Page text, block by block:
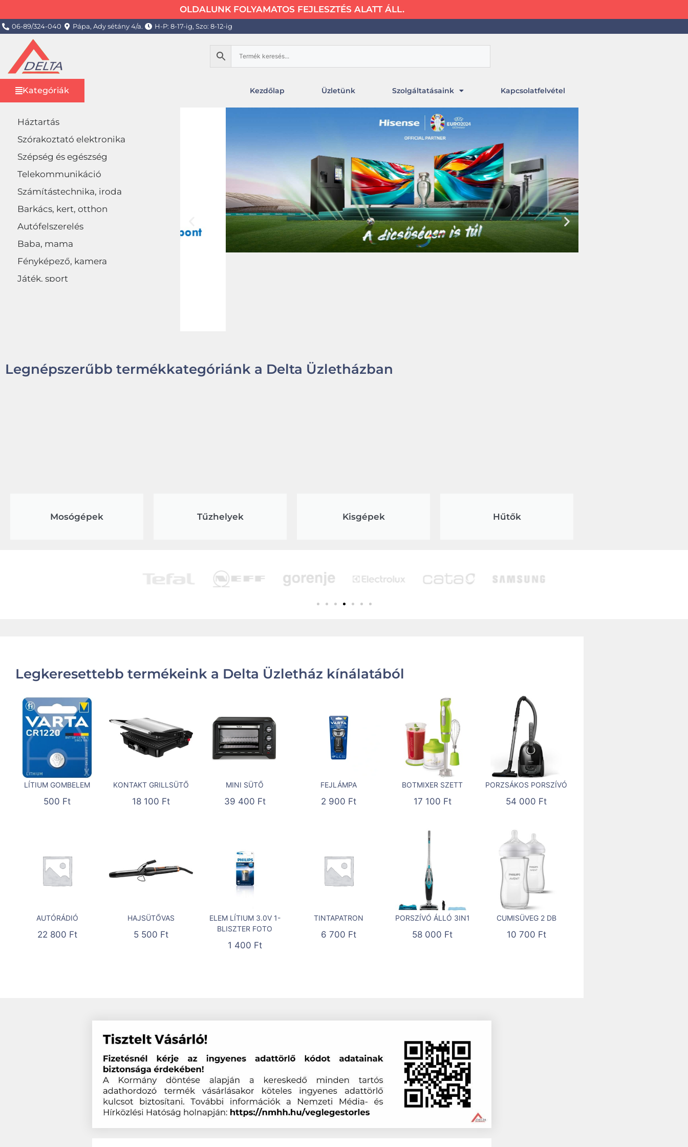
OLDALUNK FOLYAMATOS FEJLESZTÉS ALATT ÁLL.
06-89/324-040 Pápa, Ady sétány 4/a. H-P: 8-17-ig, Szo: 8-12-ig
Kategóriák Kezdőlap Üzletünk Szolgáltatásaink Kapcsolatfelvétel
Háztartás
Szórakoztató elektronika
Szépség és egészség
Telekommunikáció
Számítástechnika, iroda
Barkács, kert, otthon
Autófelszerelés
Baba, mama
Fényképező, kamera
Játék, sport
Legnépszerűbb termékkategóriánk a Delta Üzletházban
Mosógépek Tűzhelyek Kisgépek Hűtők
Legkeresettebb termékeink a Delta Üzletház kínálatából
LÍTIUM GOMBELEM
500 Ft
KONTAKT GRILLSÜTŐ
18 100 Ft
MINI SÜTŐ
39 400 Ft
FEJLÁMPA
2 900 Ft
BOTMIXER SZETT
17 100 Ft
PORZSÁKOS PORSZÍVÓ
54 000 Ft
AUTÓRÁDIÓ
22 800 Ft
HAJSÜTŐVAS
5 500 Ft
ELEM LÍTIUM 3.0V 1-
BLISZTER FOTO
1 400 Ft
TINTAPATRON
6 700 Ft
PORSZÍVÓ ÁLLÓ 3IN1
58 000 Ft
CUMISÜVEG 2 DB
10 700 Ft